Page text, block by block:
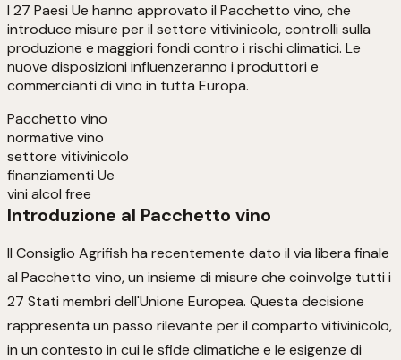
I 27 Paesi Ue hanno approvato il Pacchetto vino, che
introduce misure per il settore vitivinicolo, controlli sulla
produzione e maggiori fondi contro i rischi climatici. Le
nuove disposizioni influenzeranno i produttori e
commercianti di vino in tutta Europa.
Pacchetto vino
normative vino
settore vitivinicolo
finanziamenti Ue
vini alcol free
Introduzione al Pacchetto vino
Il Consiglio Agrifish ha recentemente dato il via libera finale
al Pacchetto vino, un insieme di misure che coinvolge tutti i
27 Stati membri dell'Unione Europea. Questa decisione
rappresenta un passo rilevante per il comparto vitivinicolo,
in un contesto in cui le sfide climatiche e le esigenze di